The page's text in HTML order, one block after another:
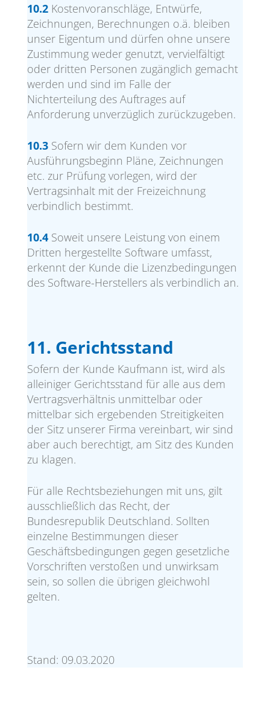
10.2Kostenvoranschläge, Entwürfe,
Zeichnungen, Berechnungen o.ä. bleiben
unser Eigentum und dürfen ohne unsere
Zustimmung weder genutzt, vervielfältigt
oder dritten Personen zugänglich gemacht
werden und sind im Falle der
Nichterteilung des Auftrages auf
Anforderung unverzüglich zurückzugeben.
10.3Sofern wir dem Kunden vor
Ausführungsbeginn Pläne, Zeichnungen
etc. zur Prüfung vorlegen, wird der
Vertragsinhalt mit der Freizeichnung
verbindlich bestimmt.
10.4Soweit unsere Leistung von einem
Dritten hergestellte Software umfasst,
erkennt der Kunde die Lizenzbedingungen
des Software-Herstellers als verbindlich an.
11. Gerichtsstand
Sofern der Kunde Kaufmann ist, wird als
alleiniger Gerichtsstand für alle aus dem
Vertragsverhältnis unmittelbar oder
mittelbar sich ergebenden Streitigkeiten
der Sitz unserer Firma vereinbart, wir sind
aber auch berechtigt, am Sitz des Kunden
zu klagen.
Für alle Rechtsbeziehungen mit uns, gilt
ausschließlich das Recht, der
Bundesrepublik Deutschland. Sollten
einzelne Bestimmungen dieser
Geschäftsbedingungen gegen gesetzliche
Vorschriften verstoßen und unwirksam
sein, so sollen die übrigen gleichwohl
gelten.
Stand: 09.03.2020